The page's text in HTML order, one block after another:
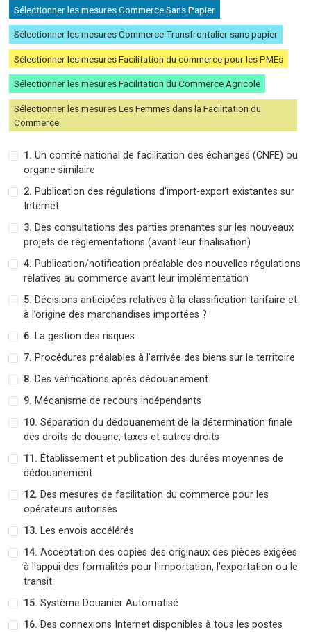
Sélectionner les mesures Commerce Sans Papier
Sélectionner les mesures Commerce Transfrontalier sans papier
Sélectionner les mesures Facilitation du commerce pour les PMEs
Sélectionner les mesures Facilitation du Commerce Agricole
Sélectionner les mesures Les Femmes dans la Facilitation du
Commerce
1. Un comité national de facilitation des échanges (CNFE) ou
organe similaire
2. Publication des régulations d'import-export existantes sur
Internet
3. Des consultations des parties prenantes sur les nouveaux
projets de réglementations (avant leur finalisation)
4. Publication/notification préalable des nouvelles régulations
relatives au commerce avant leur implémentation
5. Décisions anticipées relatives à la classification tarifaire et
à l’origine des marchandises importées ?
6. La gestion des risques
7. Procédures préalables à l’arrivée des biens sur le territoire
8. Des vérifications après dédouanement
9. Mécanisme de recours indépendants
10. Séparation du dédouanement de la détermination finale
des droits de douane, taxes et autres droits
11. Établissement et publication des durées moyennes de
dédouanement
12. Des mesures de facilitation du commerce pour les
opérateurs autorisés
13. Les envois accélérés
14. Acceptation des copies des originaux des pièces exigées
à l'appui des formalités pour l'importation, l'exportation ou le
transit
15. Système Douanier Automatisé
16. Des connexions Internet disponibles à tous les postes